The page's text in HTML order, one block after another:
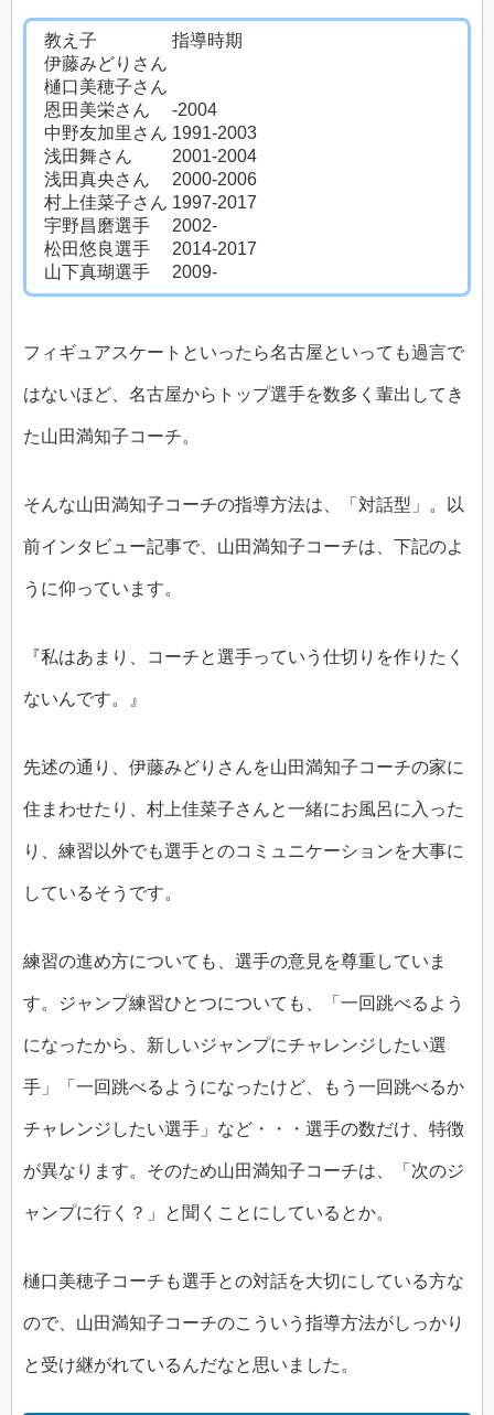
教え子 指導時期
伊藤みどりさん
樋口美穂子さん
恩田美栄さん -2004
中野友加里さん 1991-2003
浅田舞さん 2001-2004
浅田真央さん 2000-2006
村上佳菜子さん 1997-2017
宇野昌磨選手 2002-
松田悠良選手 2014-2017
山下真瑚選手 2009-
フィギュアスケートといったら名古屋といっても過言で
はないほど、名古屋からトップ選手を数多く輩出してき
た山田満知子コーチ。
そんな山田満知子コーチの指導方法は、「対話型」。以
前インタビュー記事で、山田満知子コーチは、下記のよ
うに仰っています。
『私はあまり、コーチと選手っていう仕切りを作りたく
ないんです。』
先述の通り、伊藤みどりさんを山田満知子コーチの家に
住まわせたり、村上佳菜子さんと一緒にお風呂に入った
り、練習以外でも選手とのコミュニケーションを大事に
しているそうです。
練習の進め方についても、選手の意見を尊重していま
す。ジャンプ練習ひとつについても、「一回跳べるよう
になったから、新しいジャンプにチャレンジしたい選
手」「一回跳べるようになったけど、もう一回跳べるか
チャレンジしたい選手」など・・・選手の数だけ、特徴
が異なります。そのため山田満知子コーチは、「次のジ
ャンプに行く？」と聞くことにしているとか。
樋口美穂子コーチも選手との対話を大切にしている方な
ので、山田満知子コーチのこういう指導方法がしっかり
と受け継がれているんだなと思いました。